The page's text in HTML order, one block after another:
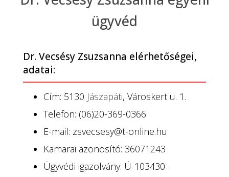
ügyvéd
Dr. Vecsésy Zsuzsanna elérhetőségei,
adatai:
Cím: 5130 Jászapáti, Városkert u. 1.
Telefon: (06)20-369-0366
E-mail: zsvecsesy@t-online.hu
Kamarai azonosító: 36071243
Ügyvédi igazolvány: Ü-103430 -